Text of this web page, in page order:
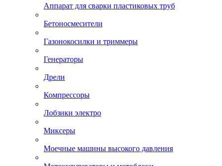
Аппарат для сварки пластиковых труб
Бетоносмесители
Газонокосилки и триммеры
Генераторы
Дрели
Компрессоры
Лобзики электро
Миксеры
Моечные машины высокого давления